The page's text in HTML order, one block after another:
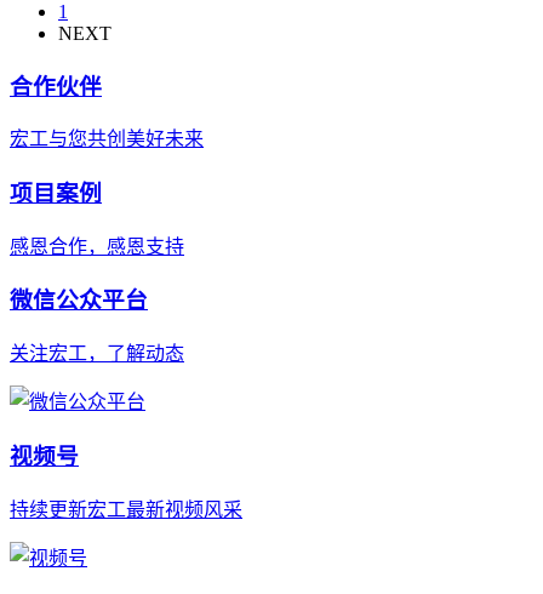
1
NEXT
合作伙伴
宏工与您共创美好未来
项目案例
感恩合作，感恩支持
微信公众平台
关注宏工，了解动态
视频号
持续更新宏工最新视频风采